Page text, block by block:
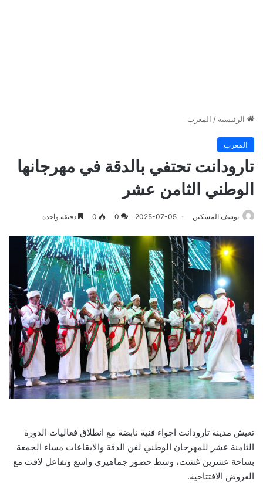
الرئيسية / المغرب
المغرب
تارودانت تحتفي بالدقة في مهرجانها
الوطني الثامن عشر
يوسف المسكين 2025-07-05
0
0 دقيقة واحدة
تعيش مدينة تارودانت اجواء فنية نابضة مع انطلاق فعاليات الدورة
الثامنة عشر للمهرجان الوطني لفن الدقة والايقاعات مساء الجمعة
بساحة عشرين غشت، وسط حضور جماهيري واسع وتفاعل لافت مع
العروض الافتتاحية.